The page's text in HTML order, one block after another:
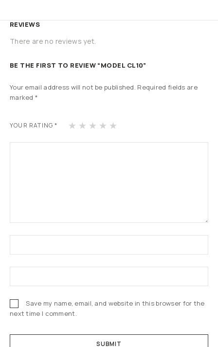
REVIEWS
There are no reviews yet.
BE THE FIRST TO REVIEW “MODEL CL10”
Your email address will not be published. Required fields are
marked*
YOUR RATING* 1 2 3 4
Save my name, email, and website in this browser for the
next time I comment.